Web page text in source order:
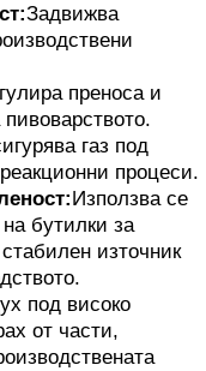
Задвижва
преноса и
газ под
процеси.
Използва се
бутилки за
източник
под високо
от части,